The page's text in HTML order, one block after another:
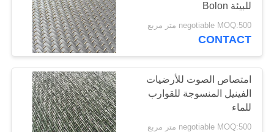
خريطة
الموقع
PRIVACY
POLICY
انقر فوق LVT
الأرضيات
15
للبيئة Bolon
negotiable MOQ:500 متر مربع
CONTACT
امتصاص الصوت للأرضيات
الفينيل المنسوجة للقوارب
للماء
negotiable MOQ:500 متر مربع